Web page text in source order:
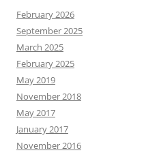
February 2026
September 2025
March 2025
February 2025
May 2019
November 2018
May 2017
January 2017
November 2016